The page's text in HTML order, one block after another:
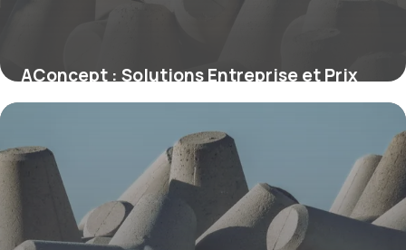
AConcept : Solutions Entreprise et Prix
19 mai 2026